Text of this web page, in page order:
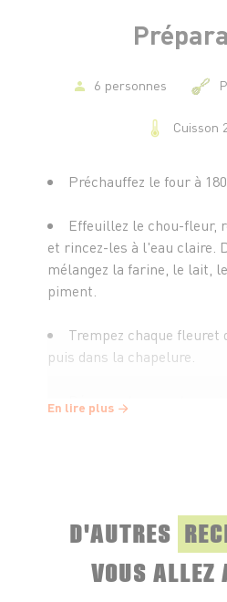
6 personnes
Cuisson
Préchauffez le four à
Effeuillez le chou-fleur,
et rincez-les à l'eau claire.
mélangez la farine, le lait,
piment.
Trempez chaque fleuret
puis dans la chapelure.
Déposez-les sur du
d'une filet d'huile d'olive et
En lire plus
D'AUTRES
VOUS ALLEZ